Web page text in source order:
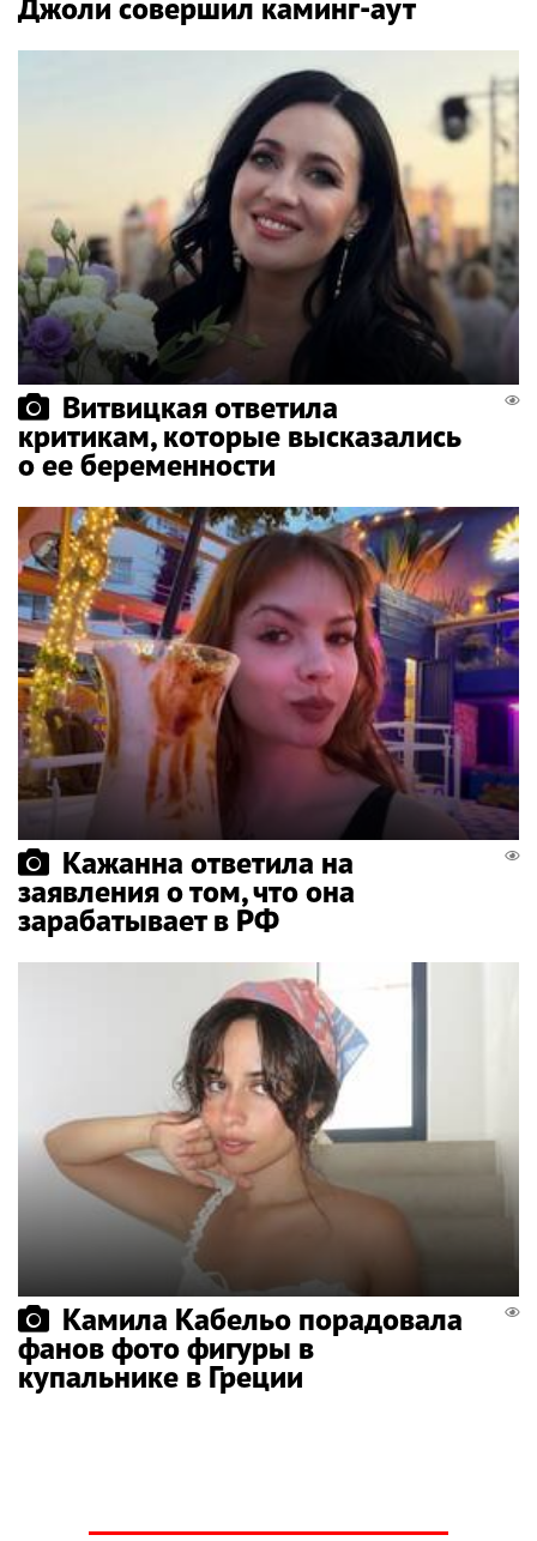
Витвицкая ответила
критикам, которые высказались
о ее беременности
Кажанна ответила на
заявления о том, что она
зарабатывает в РФ
Камила Кабельо порадовала
фанов фото фигуры в
купальнике в Греции